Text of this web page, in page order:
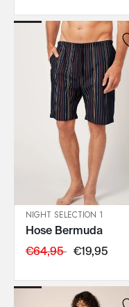
IN DEN WARENKORB
NIGHT SELECTION 1
Hose Bermuda
€64,95 €19,95